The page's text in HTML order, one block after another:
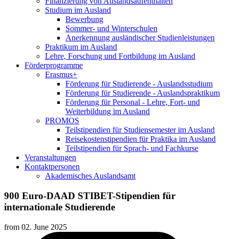
Studium im Ausland
Bewerbung
Sommer- und Winterschulen
Anerkennung ausländischer Studienleistungen
Praktikum im Ausland
Lehre, Forschung und Fortbildung im Ausland
Förderprogramme
Erasmus+
Förderung für Studierende - Auslandsstudium
Förderung für Studierende - Auslandspraktikum
Förderung für Personal - Lehre, Fort- und
Weiterbildung im Ausland
PROMOS
Teilstipendien für Studiensemester im Ausland
Reisekostenstipendien für Praktika im Ausland
Teilstipendien für Sprach- und Fachkurse
Veranstaltungen
Kontaktpersonen
Akademisches Auslandsamt
900 Euro-DAAD STIBET-Stipendien für
internationale Studierende
from 02. June 2025